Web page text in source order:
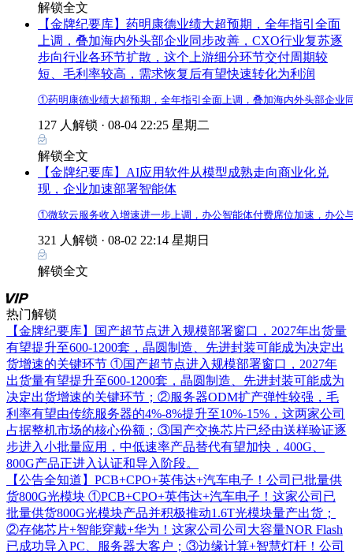
解锁全文
【金牌纪要库】药明康德业绩大超预期，全年指引全面
上调，叠加海内外头部企业同步改善，CXO行业复苏逐
步向行业各环节扩散，这个上游细分环节交付周期较
短、毛利率较高，需求恢复后有望快速转化为利润
①药明康德业绩大超预期，全年指引全面上调，叠加海内外头部企业
127 人解锁 · 08-04 22:25 星期二
解锁全文
【金牌纪要库】AI应用软件从模型成熟走向商业化兑
现，企业加速部署智能体
①微软云服务收入增速进一步上调，办公智能体付费席位加速，办公
321 人解锁 · 08-02 22:14 星期日
解锁全文
热门解锁
【金牌纪要库】国产超节点进入规模部署窗口，2027年出货量
有望提升至600-1200套，晶圆制造、先进封装可能成为决定出
货增速的关键环节 ①国产超节点进入规模部署窗口，2027年
出货量有望提升至600-1200套，晶圆制造、先进封装可能成为
决定出货增速的关键环节；②服务器ODM扩产弹性较强，毛
利率有望由传统服务器的4%-8%提升至10%-15%，这两家公司
占据整机市场的核心份额；③国产交换芯片已经由送样验证逐
步进入小批量应用，中低速率产品替代有望加快，400G、
800G产品正进入认证和导入阶段。
【公告全知道】PCB+CPO+英伟达+汽车电子！公司已批量供
货800G光模块 ①PCB+CPO+英伟达+汽车电子！这家公司已
批量供货800G光模块产品并积极推动1.6T光模块量产出货；
②存储芯片+智能穿戴+华为！这家公司公司大容量NOR Flash
已成功导入PC、服务器大客户；③边缘计算+智慧灯杆！公司